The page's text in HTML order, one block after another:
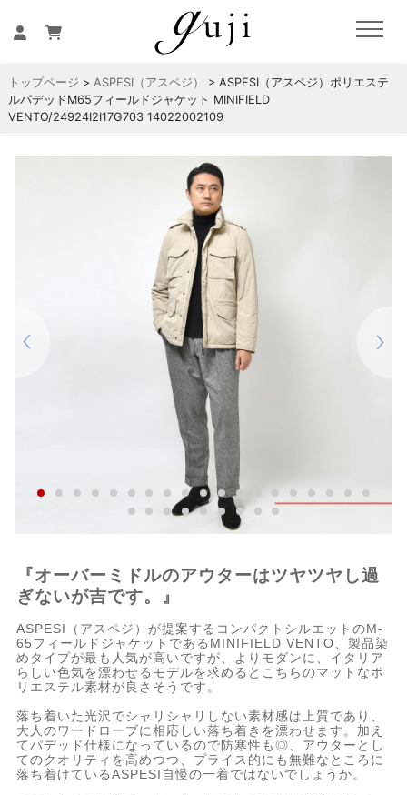
トップページ > ASPESI（アスペジ）
> ASPESI（アスペジ）ポリエステ
ルパデッドM65フィールドジャケット MINIFIELD
VENTO/24924I2I17G703 14022002109
『オーバーミドルのアウターはツヤツヤし過
ぎないが吉です。』
ASPESI（アスペジ）が提案するコンパクトシルエットのM-
65フィールドジャケットであるMINIFIELD VENTO、製品染
めタイプが最も人気が高いですが、よりモダンに、イタリア
らしい色気を漂わせるモデルを求めるとこちらのマットなポ
リエステル素材が良さそうです。
落ち着いた光沢でシャリシャリしない素材感は上質であり、
大人のワードローブに相応しい落ち着きを漂わせます。加え
てパデッド仕様になっているので防寒性も◎、アウターとし
てのクオリティを高めつつ、プライス的にも無難なところに
落ち着けているASPESI自慢の一着ではないでしょうか。